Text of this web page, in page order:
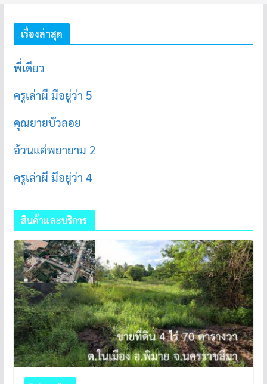
เรื่องล่าสุด
พี่เดียว
ครูเล่าผี มีอยู่ว่า 5
คุณยายบัวลอย
อ้วนแต่พยายาม 2
ครูเล่าผี มีอยู่ว่า 4
สินค้าและบริการ